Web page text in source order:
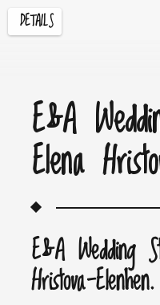
DETAILS
E&A
Elena
E&A Wedding
Hristova-Elenhen.